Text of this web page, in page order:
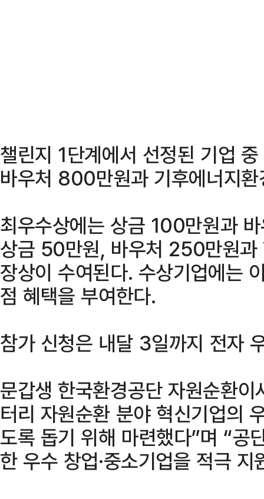
챌린지 1단계에서 선정된 기업
바우처 800만원과 기후에너지
최우수상에는 상금 100만원과
상금 50만원, 바우처 250만원과
장상이 수여된다. 수상기업에는
점 혜택을 부여한다.
참가 신청은 내달 3일까지 전자
문갑생 한국환경공단 자원순환
터리 자원순환 분야 혁신기업의
도록 돕기 위해 마련했다”며 “공
한 우수 창업·중소기업을 적극